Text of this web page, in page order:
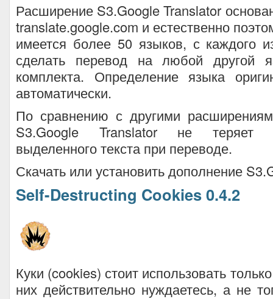
Расширение S3.Google Translator
translate.google.com и естественно
имеется более 50 языков, с каждого
сделать перевод на любой другой
комплекта. Определение языка
автоматически.
По сравнению с другими
S3.Google Translator не теряет
выделенного текста при переводе.
Скачать или установить дополнение
Self-Destructing Cookies 0.4.2
Куки (cookies) стоит использовать
них действительно нуждаетесь, а не